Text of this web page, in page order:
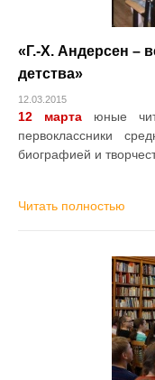
«Г.-Х. Андерсен –
детства»
12.03.2015
12 марта юные
первоклассники
биографией и
Читать полностью